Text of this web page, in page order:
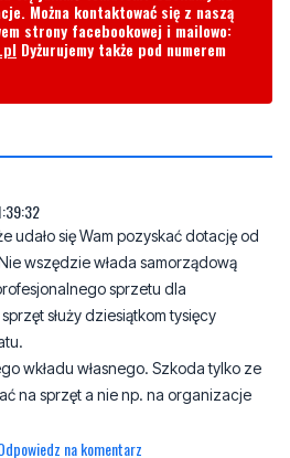
udało się Wam pozyskać dotację od
sprzetu dla
służy dziesiątkom tysięcy
wkładu własnego. Szkoda tylko ze
na sprzęt a nie np. na organizacje
na komentarz
roku jednostka była drugą w